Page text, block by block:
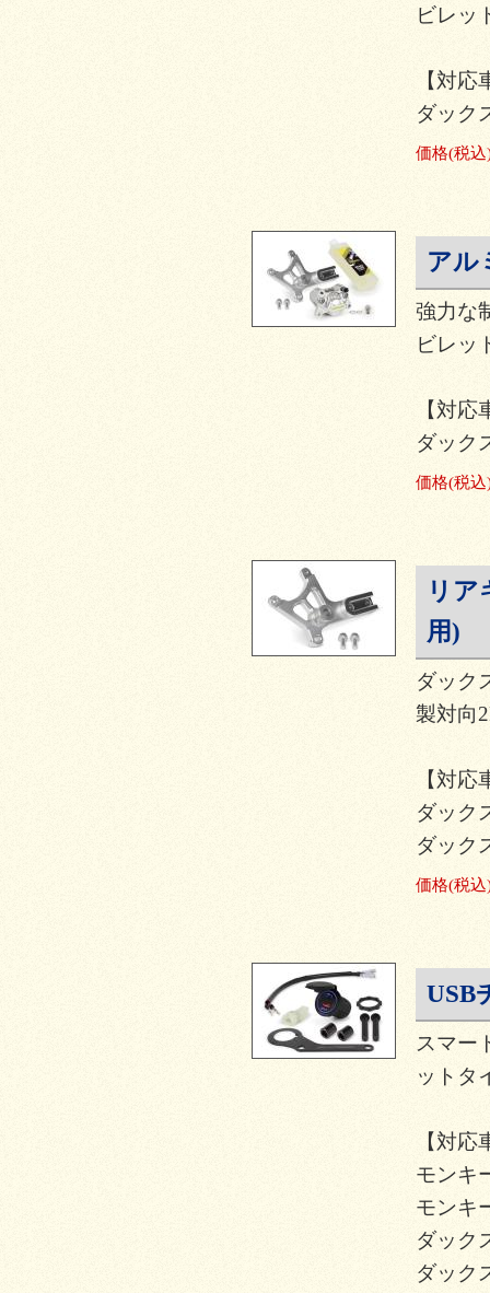
ビレッ
【対応
ダック
価格(税込
アル
強力な
ビレッ
【対応
ダック
価格(税込
リア
用)
ダック
製対向
【対応
ダック
ダック
価格(税込
USB
スマー
ットタ
【対応
モンキ
モンキ
ダック
ダック